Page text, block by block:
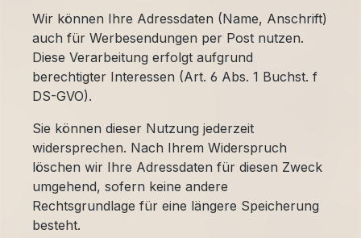
Wir können Ihre Adressdaten (Name, Anschrift)
auch für Werbesendungen per Post nutzen.
Diese Verarbeitung erfolgt aufgrund
berechtigter Interessen (Art. 6 Abs. 1 Buchst. f
DS-GVO).
Sie können dieser Nutzung jederzeit
widersprechen. Nach Ihrem Widerspruch
löschen wir Ihre Adressdaten für diesen Zweck
umgehend, sofern keine andere
Rechtsgrundlage für eine längere Speicherung
besteht.